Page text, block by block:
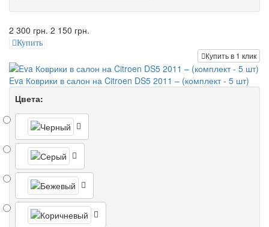
2 300 грн. 2 150 грн.
Купить
Купить в 1 клик
Eva Коврики в салон на Citroen DS5 2011 – (комплект - 5 шт)
Цвета: